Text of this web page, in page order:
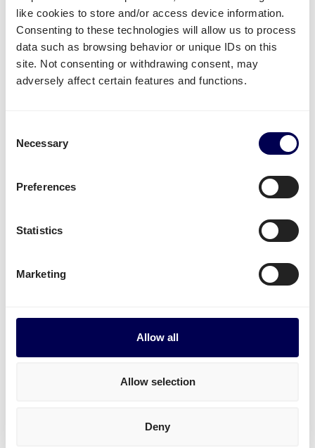
like cookies to store and/or access device information.
Consenting to these technologies will allow us to process
data such as browsing behavior or unique IDs on this
site. Not consenting or withdrawing consent, may
adversely affect certain features and functions.
Selection
Necessary
Preferences
Statistics
Marketing
Allow all
Allow selection
Deny
Welke vervoersdiensten kan jij
Beschikbare transport diensten
laten vervoeren van Estland naar Nederland? Dan
Je kanpallets verzenden
vanuit Estland naar
Je kan gebruik maken van
enFTL.
Het maakt dus niet uit of je 1 of 33 pallets wil
Je kan mini pallets, europallets, blokpallets en
afwijkende pallets laten vervoeren.
Momenteel niet beschikbaar
Je kan momenteel geenpakketten versturen
Je kan geen B2C zendingen plaatsen voor Estland-